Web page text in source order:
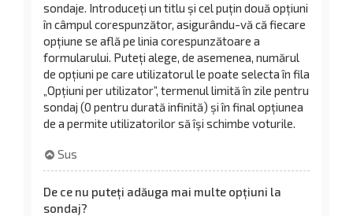
sondaje. Introduceți un titlu și cel puțin două opțiuni
în câmpul corespunzător, asigurându-vă că fiecare
opțiune se află pe linia corespunzătoare a
formularului. Puteți alege, de asemenea, numărul
de opțiuni pe care utilizatorul le poate selecta în fila
„Opțiuni per utilizator”, termenul limită în zile pentru
sondaj (0 pentru durată infinită) și în final opțiunea
de a permite utilizatorilor să își schimbe voturile.
Sus
De ce nu puteți adăuga mai multe opțiuni la
sondaj?